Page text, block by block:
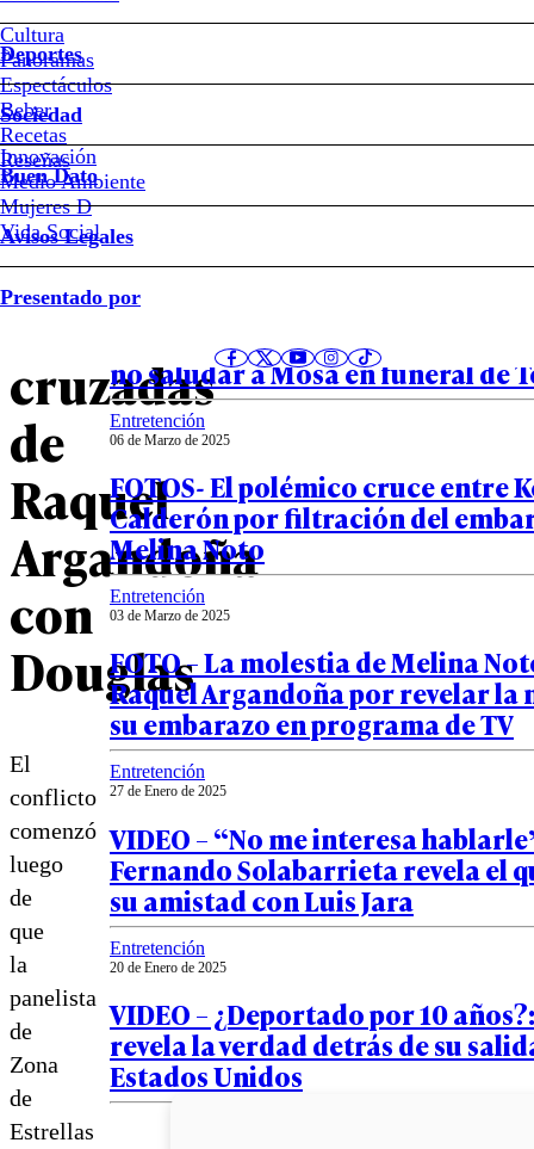
Cultura
Panoramas
Espectáculos
Beber
Recetas
Reseñas
Deportes
Sociedad
Innovación
Medio Ambiente
Mujeres D
Vida Social
Buen Dato
Avisos Legales
Presentado por
“Siempre
ha
estado
picado”:
las
declaraciones
cruzadas
de
Raquel
Argandoña
con
Douglas
El
conflicto
comenzó
luego
de
que
la
panelista
de
Zona
de
Estrellas
Notas relacionadas
29 de Marzo de 2025
VIDEO – La explicación de Lucho
no saludar a Mosa en funeral de
Entretención
06 de Marzo de 2025
FOTOS- El polémico cruce entre
Calderón por filtración del
Melina Noto
Entretención
03 de Marzo de 2025
FOTO – La molestia de Melina
Raquel Argandoña por revelar la
su embarazo en programa de TV
Entretención
27 de Enero de 2025
VIDEO – “No me interesa
Fernando Solabarrieta revela el
su amistad con Luis Jara
Entretención
20 de Enero de 2025
VIDEO – ¿Deportado por 10
revela la verdad detrás de su
Estados Unidos